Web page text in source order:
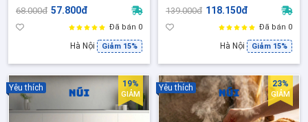
- Model OYT-AL417S
68.000đ 57.800đ
Đã bán 0
Hà Nội Giảm 15%
Model: BC2005
139.000đ 118.150đ
Đã bán 0
Hà Nội Giảm 15%
Yêu thích 19%
GIẢM
Yêu thích 23%
GIẢM